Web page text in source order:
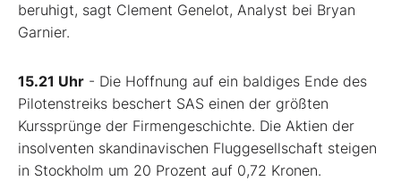
beruhigt, sagt Clement Genelot, Analyst bei Bryan
Garnier.
15.21 Uhr - Die Hoffnung auf ein baldiges Ende des
Pilotenstreiks beschert SAS einen der größten
Kurssprünge der Firmengeschichte. Die Aktien der
insolventen skandinavischen Fluggesellschaft steigen
in Stockholm um 20 Prozent auf 0,72 Kronen.